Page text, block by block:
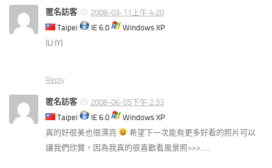
匿名訪客
2008-03-11上午 4:20
Taipei
IE 6.0
Windows XP
(L) (Y)
Reply
匿名訪客
2008-06-05下午 2:33
Taipei
IE 6.0
Windows XP
真的好很美也很漂亮
希望下一次能有更多好看的照片可以
讓我們欣賞，因為我真的很喜歡看風景照>>>…..